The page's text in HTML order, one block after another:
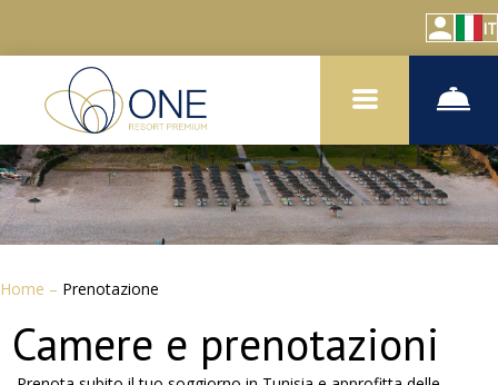
IT
Home – Prenotazione
Camere e prenotazioni